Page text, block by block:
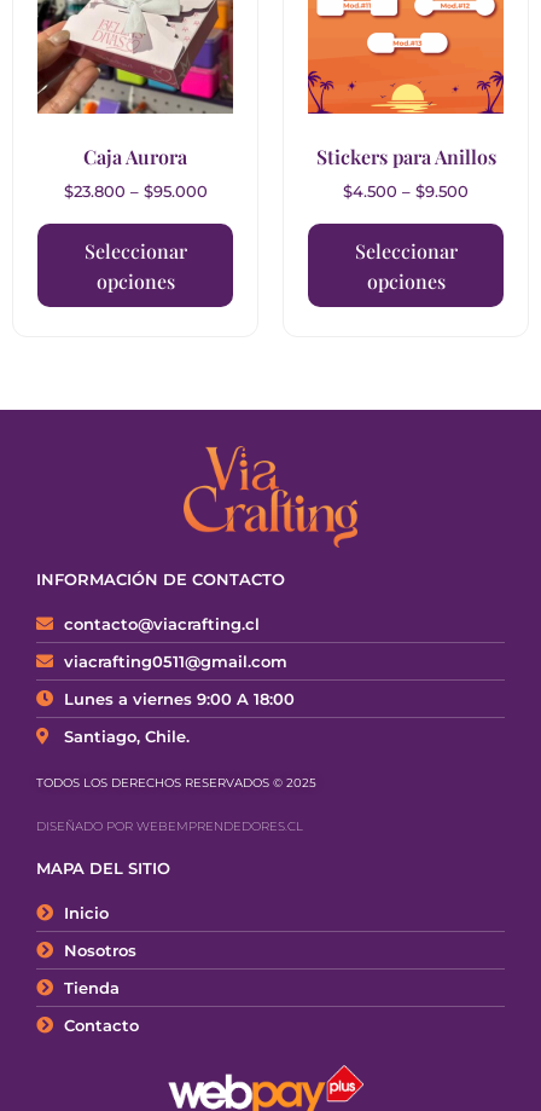
Caja Aurora
$23.800 – $95.000
Seleccionar
opciones
Stickers para Anillos
$4.500 – $9.500
Seleccionar
opciones
INFORMACIÓN DE CONTACTO
contacto@viacrafting.cl
viacrafting0511@gmail.com
Lunes a viernes 9:00 A 18:00
Santiago, Chile.
TODOS LOS DERECHOS RESERVADOS © 2025
DISEÑADO POR WEBEMPRENDEDORES.CL
MAPA DEL SITIO
Inicio
Nosotros
Tienda
Contacto